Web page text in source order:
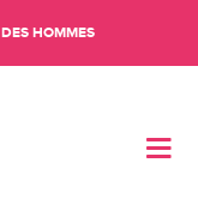
DES HOMMES